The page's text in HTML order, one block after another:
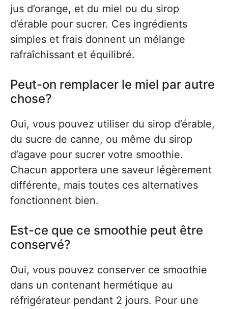
jus d’orange, et du miel ou du sirop
d’érable pour sucrer. Ces ingrédients
simples et frais donnent un mélange
rafraîchissant et équilibré.
Peut-on remplacer le miel par autre
chose?
Oui, vous pouvez utiliser du sirop d’érable,
du sucre de canne, ou même du sirop
d’agave pour sucrer votre smoothie.
Chacun apportera une saveur légèrement
différente, mais toutes ces alternatives
fonctionnent bien.
Est-ce que ce smoothie peut être
conservé?
Oui, vous pouvez conserver ce smoothie
dans un contenant hermétique au
réfrigérateur pendant 2 jours. Pour une